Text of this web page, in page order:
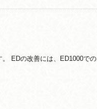
EDの改善には、ED1000での